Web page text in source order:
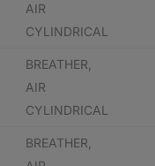
AIR
CYLINDRICAL
BREATHER,
AIR
CYLINDRICAL
BREATHER,